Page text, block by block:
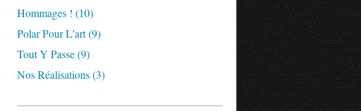
Hommages ! (10)
Polar Pour L'art(9)
Tout Y Passe(9)
Nos Réalisations(3)